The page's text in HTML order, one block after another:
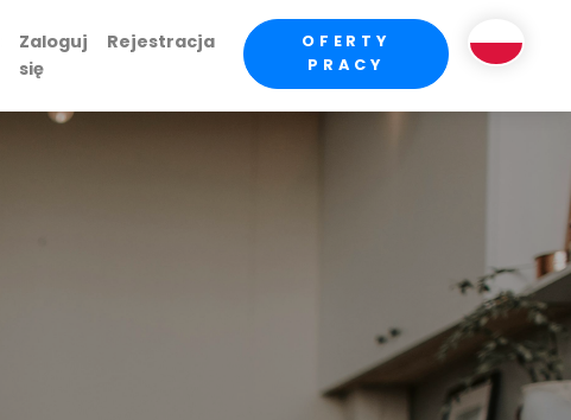
Zaloguj
się
Rejestracja
OFERTY
PRACY